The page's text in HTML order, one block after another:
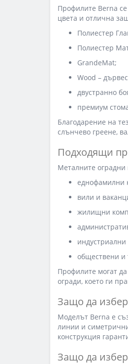
Профилите Berna
цвета и отлична
Полиестер
Полиестер
GrandeMat;
Wood –
двустранно
премиум
Благодарение на
слънчево греене,
Подходящи
Металните
еднофамилни
вили и
жилищни
индустриални
обществени и
Профилите могат
огради, което ги
Защо да
Моделът Berna е
линии и
конструкция
Защо да